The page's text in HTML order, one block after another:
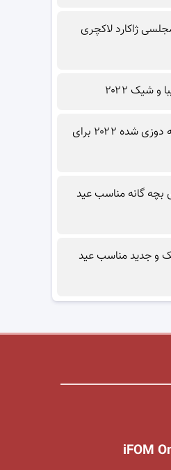
ژاکارد لاکچری
جدیدترین مدل مانتو خامه دوزی شده ۲۰۲۲ برای
گانه مناسب عید
و جدید مناسب عید
iFOM